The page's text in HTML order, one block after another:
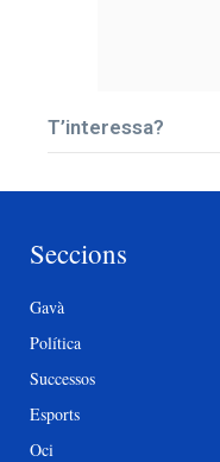
T’interessa?
Seccions
Gavà
Política
Successos
Esports
Oci